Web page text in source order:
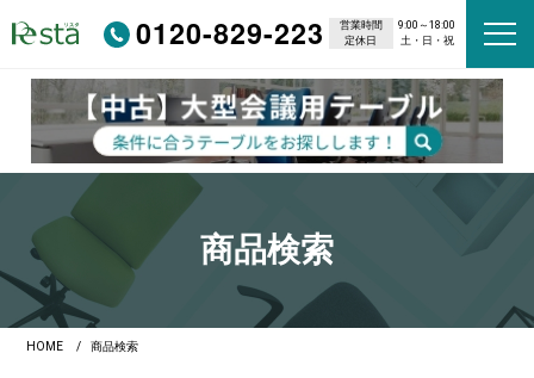
0120-829-223 営業時間
9:00～18:00
定休日
土・日・祝
商品検索
HOME 商品検索